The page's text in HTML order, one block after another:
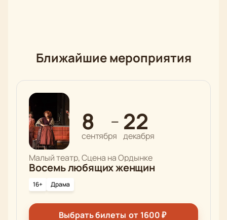
Ближайшие мероприятия
8
сентября
— 22
декабря
Малый театр, Сцена на Ордынке
Восемь любящих женщин
16+ Драма
Выбрать билеты от 1600₽